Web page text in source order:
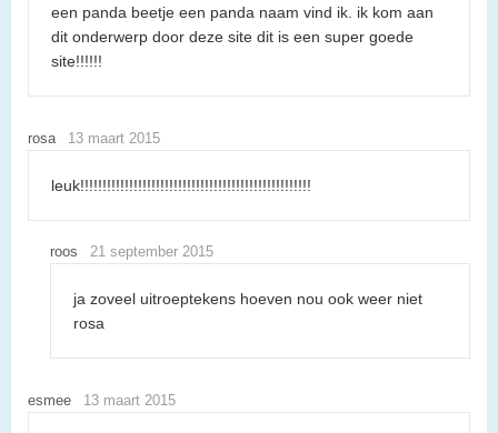
een panda beetje een panda naam vind ik. ik kom aan
dit onderwerp door deze site dit is een super goede
site!!!!!!
rosa 13 maart 2015
leuk!!!!!!!!!!!!!!!!!!!!!!!!!!!!!!!!!!!!!!!!!!!!!!!!!!!!
roos 21 september 2015
ja zoveel uitroeptekens hoeven nou ook weer niet
rosa
esmee 13 maart 2015